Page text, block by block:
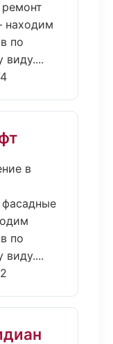
находим
по
виду....
в
по
виду....